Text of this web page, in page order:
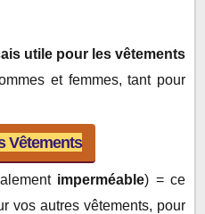
Accessoires
Sous-vêtements
utile pour les vêtements
et femmes, tant pour
Vêtements
imperméable) = ce
vos autres vêtements, pour